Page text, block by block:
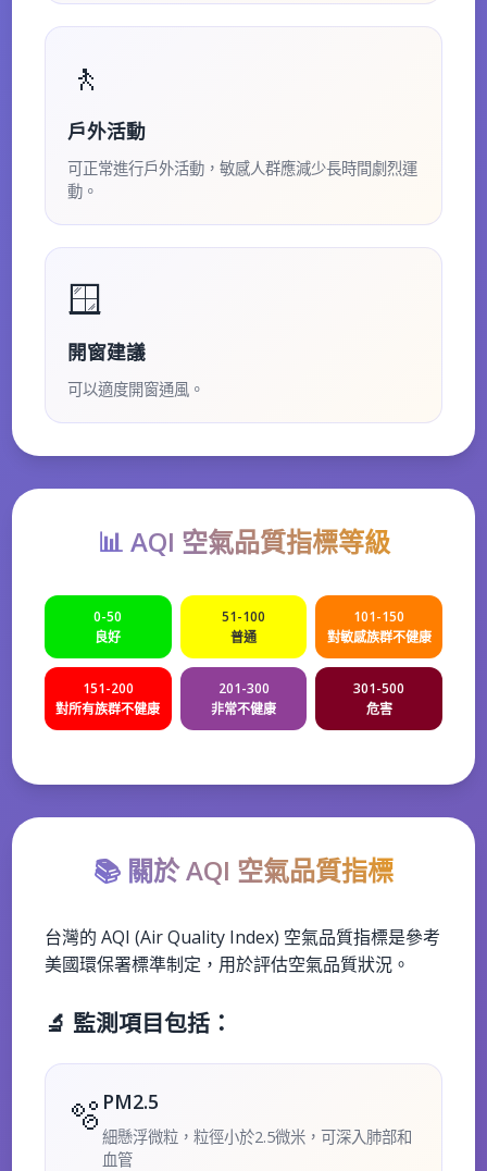
🚶
戶外活動
可正常進行戶外活動，敏感人群應減少長時間劇烈運
動。
🪟
開窗建議
可以適度開窗通風。
📊 AQI 空氣品質指標等級
0-50
良好
51-100
普通
101-150
對敏感族群不健康
151-200
對所有族群不健康
201-300
非常不健康
301-500
危害
📚 關於 AQI 空氣品質指標
台灣的 AQI (Air Quality Index) 空氣品質指標是參考
美國環保署標準制定，用於評估空氣品質狀況。
🔬 監測項目包括：
🫧 PM2.5
細懸浮微粒，粒徑小於2.5微米，可深入肺部和
血管